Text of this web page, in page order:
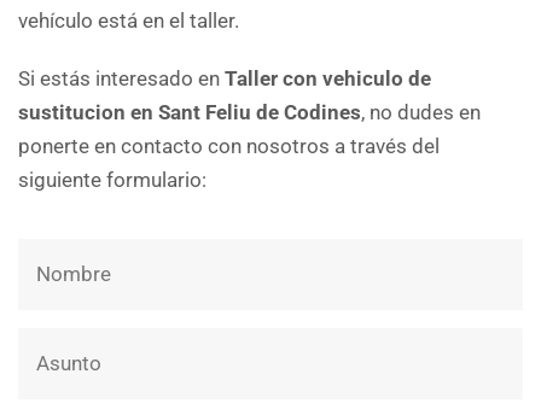
vehículo está en el taller.
Si estás interesado en Taller con vehiculo de
sustitucion en Sant Feliu de Codines, no dudes en
ponerte en contacto con nosotros a través del
siguiente formulario: